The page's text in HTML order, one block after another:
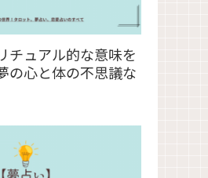
チュアル的な意味を
の心と体の不思議な